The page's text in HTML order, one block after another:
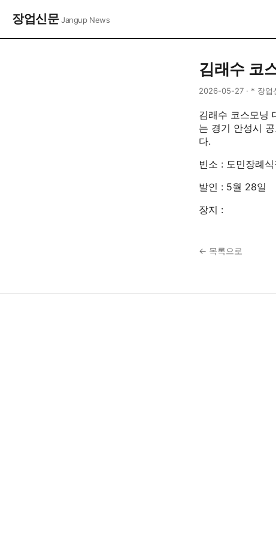
장업신문Jangup News
김래수 코
2026-05-27 · * 장
김래수 코스모닝
는 경기 안성시
다.
빈소 : 도민장례
발인 : 5월 28일
장지 :
← 목록으로